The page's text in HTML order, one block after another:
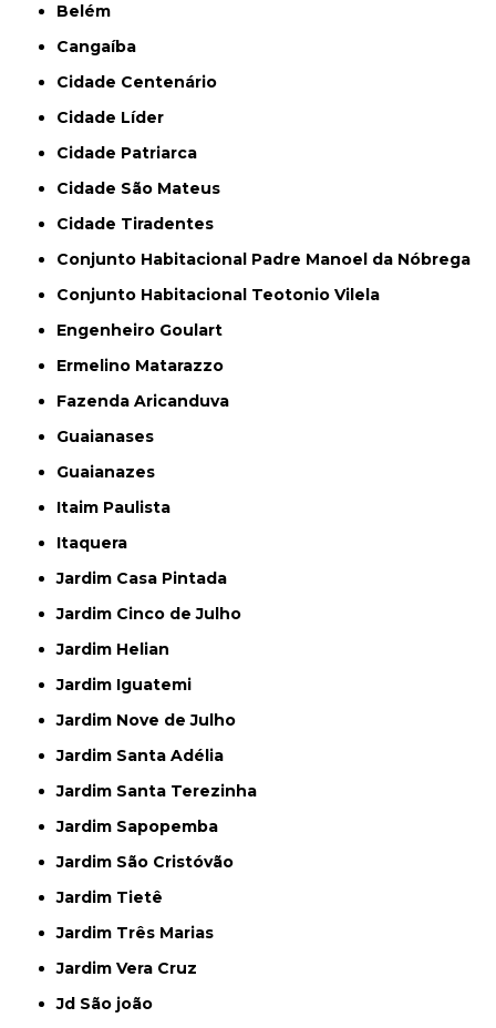
Belém
Cangaíba
Cidade Centenário
Cidade Líder
Cidade Patriarca
Cidade São Mateus
Cidade Tiradentes
Conjunto Habitacional Padre Manoel da Nóbrega
Conjunto Habitacional Teotonio Vilela
Engenheiro Goulart
Ermelino Matarazzo
Fazenda Aricanduva
Guaianases
Guaianazes
Itaim Paulista
Itaquera
Jardim Casa Pintada
Jardim Cinco de Julho
Jardim Helian
Jardim Iguatemi
Jardim Nove de Julho
Jardim Santa Adélia
Jardim Santa Terezinha
Jardim Sapopemba
Jardim São Cristóvão
Jardim Tietê
Jardim Três Marias
Jardim Vera Cruz
Jd São joão